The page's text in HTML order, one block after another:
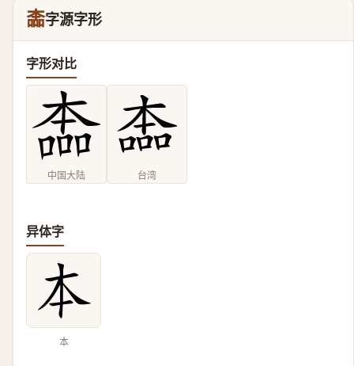
㮺字源字形
字形对比
中国大陆 台湾
异体字
本